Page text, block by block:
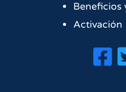
Beneficios
Activación